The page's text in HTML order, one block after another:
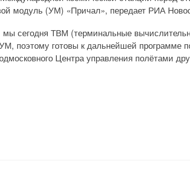
модуль (УМ) «Причал», передает РИА
мы сегодня ТВМ (терминальные
поэтому готовы к дальнейшей программе
Центра управления полётами